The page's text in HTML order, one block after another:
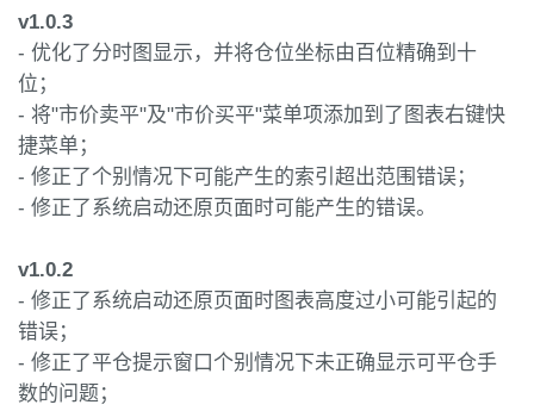
v1.0.3
- 优化了分时图显示，并将仓位坐标由百位精确到十
位；
- 将"市价卖平"及"市价买平"菜单项添加到了图表右键快
捷菜单；
- 修正了个别情况下可能产生的索引超出范围错误；
- 修正了系统启动还原页面时可能产生的错误。
v1.0.2
- 修正了系统启动还原页面时图表高度过小可能引起的
错误；
- 修正了平仓提示窗口个别情况下未正确显示可平仓手
数的问题；